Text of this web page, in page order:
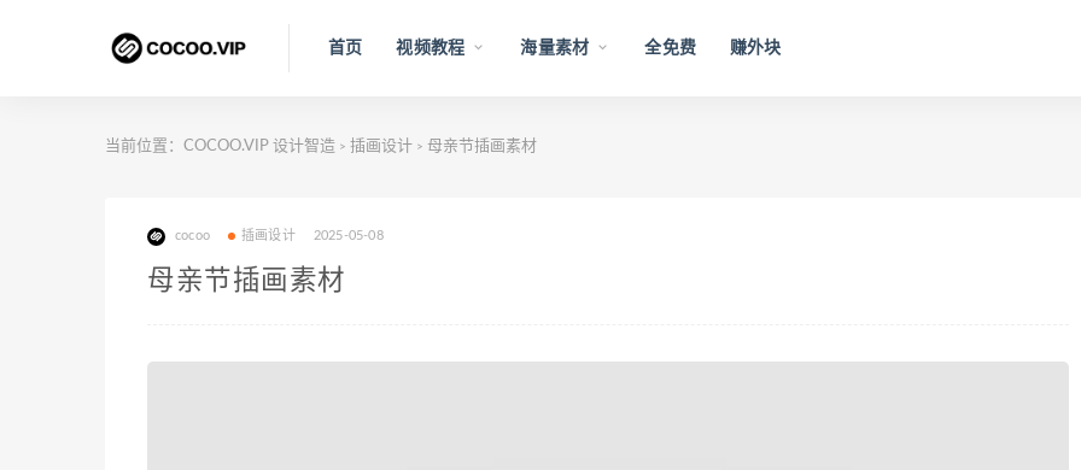
首页 视频教程 海量素材 全免费 赚外块
当前位置： COCOO.VIP 设计智造 > 插画设计 > 母亲节插画素材
cocoo 插画设计 2025-05-08
母亲节插画素材